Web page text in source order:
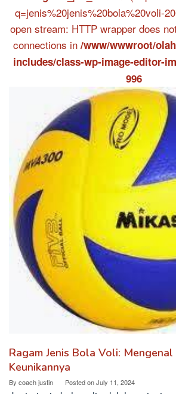
q=jenis%20jenis%20bola%20voli-
open stream: HTTP wrapper does
connections in /www/wwwroot/
includes/class-wp-image-editor-
996
Ragam Jenis Bola Voli:
Keunikannya
By coach justin Posted onJuly 11, 2024